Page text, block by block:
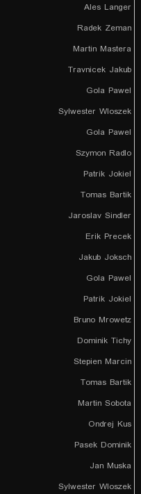
Ales Langer
Radek Zeman
Martin Mastera
Travnicek Jakub
Gola Pawel
Sylwester Wloszek
Gola Pawel
Szymon Radlo
Patrik Jokiel
Tomas Bartik
Jaroslav Sindler
Erik Precek
Jakub Joksch
Gola Pawel
Patrik Jokiel
Bruno Mrowetz
Dominik Tichy
Stepien Marcin
Tomas Bartik
Martin Sobota
Ondrej Kus
Pasek Dominik
Jan Muska
Sylwester Wloszek